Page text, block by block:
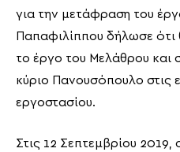
για την μετάφραση του
Παπαφιλίππου δήλωσε ότι
το έργο του Μελάθρου και
κύριο Πανουσόπουλο στις
εργοστασίου.
Στις 12 Σεπτεμβρίου